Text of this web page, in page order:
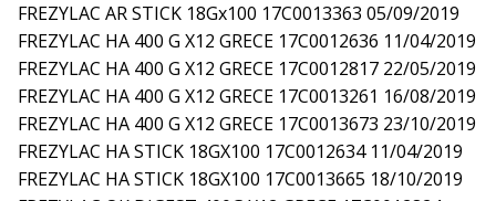
FREZYLAC AR STICK 18Gx100 17C0013363 05/09/2019
FREZYLAC HA 400 G X12 GRECE 17C0012636 11/04/2019
FREZYLAC HA 400 G X12 GRECE 17C0012817 22/05/2019
FREZYLAC HA 400 G X12 GRECE 17C0013261 16/08/2019
FREZYLAC HA 400 G X12 GRECE 17C0013673 23/10/2019
FREZYLAC HA STICK 18GX100 17C0012634 11/04/2019
FREZYLAC HA STICK 18GX100 17C0013665 18/10/2019